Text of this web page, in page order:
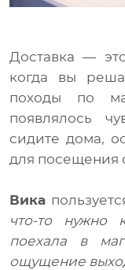
Доставка —
когда вы
походы по
появлялось
сидите дома,
для посещения
Вика
что-то
поехала в
ощущение